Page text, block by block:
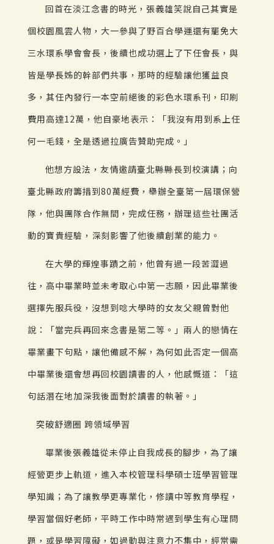
回首在淡江念書的時光，張義雄笑說自己其實是
個校園風雲人物，大一參與了野百合學運還有罷免大
三水環系學會會長，後續也成功選上了下任會長，與
皆是學長姊的幹部們共事，那時的經驗讓他獲益良
多，其任內發行一本空前絕後的彩色水環系刊，印刷
費用高達12萬，他自豪地表示：「我沒有用到系上任
何一毛錢，全是透過拉廣告贊助完成。」
他想方設法，友情邀請臺北縣縣長到校演講；向
臺北縣政府籌措到80萬經費，舉辦全臺第一屆環保營
隊，他與團隊合作無間，完成任務，辦理這些社團活
動的寶貴經驗，深刻影響了他後續創業的能力。
在大學的輝煌事蹟之前，他曾有過一段苦澀過
往，高中畢業時並未考取心中第一志願，因此畢業後
選擇先服兵役，沒想到唸大學時的女友父親曾對他
說：「當完兵再回來念書是第二等。」兩人的戀情在
畢業畫下句點，讓他備感不解，為何如此否定一個高
中畢業後還會想再回校園讀書的人，他感慨道：「這
句話潛在地加深我後面對於讀書的執著。」
突破舒適圈 跨領域學習
畢業後張義雄從未停止自我成長的腳步，為了讓
經營更步上軌道，進入本校管理科學碩士班學習管理
學知識；為了讓教學更專業化，修讀中等教育學程，
學習當個好老師，平時工作中時常遇到學生有心理問
題，或是學習障礙，如過動與注意力不集中，經常需